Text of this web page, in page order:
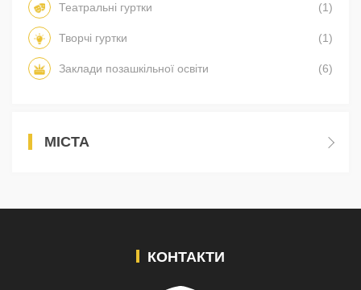
Театральні гуртки (1)
Творчі гуртки (1)
Заклади позашкільної освіти (6)
МІСТА
КОНТАКТИ